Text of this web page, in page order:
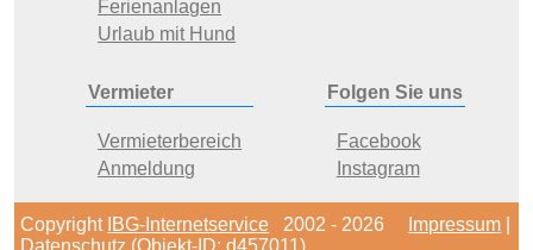
Ferienanlagen
Urlaub mit Hund
Vermieter
Vermieterbereich
Anmeldung
Folgen Sie uns
Facebook
Instagram
Copyright IBG-Internetservice 2002 - 2026 Impressum
Datenschutz (Objekt-ID: d457011)